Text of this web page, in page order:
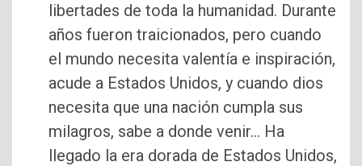
libertades de toda la humanidad. Durante
años fueron traicionados, pero cuando
el mundo necesita valentía e inspiración,
acude a Estados Unidos, y cuando dios
necesita que una nación cumpla sus
milagros, sabe a donde venir… Ha
llegado la era dorada de Estados Unidos,